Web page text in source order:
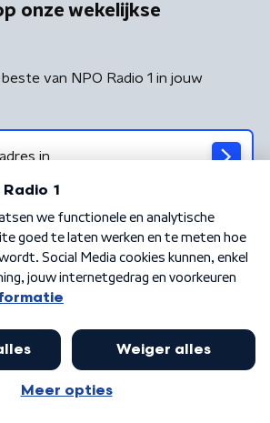
onze wekelijkse
van NPO Radio 1 in jouw